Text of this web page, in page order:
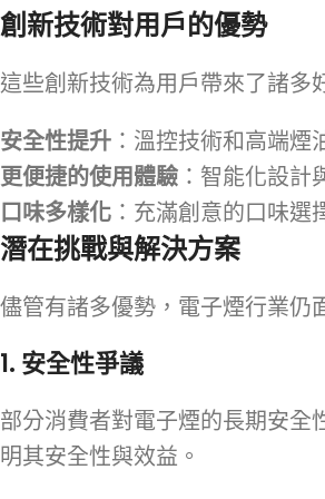
創新技術對用戶的優勢
這些創新技術為用戶帶來了諸多
安全性提升 ：溫控技術和高端煙
更便捷的使用體驗 ：智能化設計
口味多樣化 ：充滿創意的口味
潛在挑戰與解決方案
儘管有諸多優勢，電子煙行業仍
1. 安全性爭議
部分消費者對電子煙的長期安全
明其安全性與效益。